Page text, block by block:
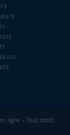
ligne - Tous droits